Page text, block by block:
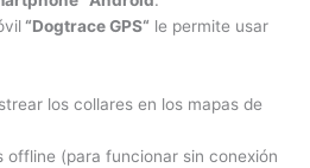
“Dogtrace GPS“ le permite usar
los collares en los mapas de
offline (para funcionar sin conexión